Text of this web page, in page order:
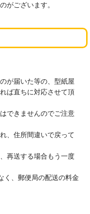
がございます。
が届いた等の、型紙屋
ば直ちに対応させて頂
できませんのでご注意
、住所間違いで戻って
再送する場合もう一度
く、郵便局の配送の料金